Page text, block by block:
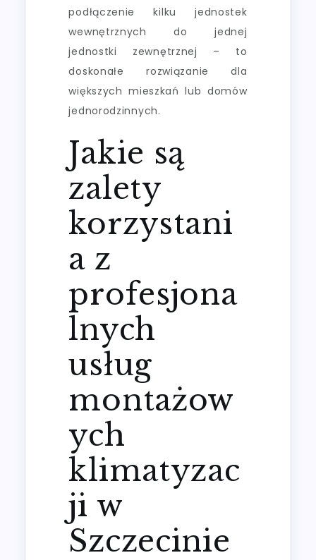
podłączenie kilku jednostek
wewnętrznych do jednej
jednostki zewnętrznej – to
doskonałe rozwiązanie dla
większych mieszkań lub domów
jednorodzinnych.
Jakie są
zalety
korzystani
a z
profesjona
lnych
usług
montażow
ych
klimatyzac
ji w
Szczecinie